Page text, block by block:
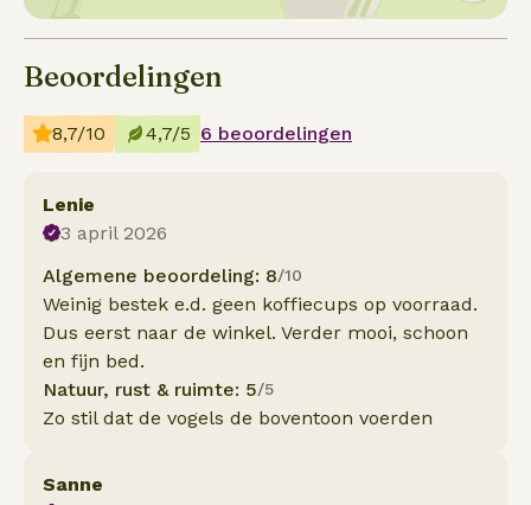
Beoordelingen
8,7/10 4,7/5 6 beoordelingen
Lenie
3 april 2026
Algemene beoordeling: 8/10
Weinig bestek e.d. geen koffiecups op voorraad.
Dus eerst naar de winkel. Verder mooi, schoon
en fijn bed.
Natuur, rust & ruimte: 5/5
Zo stil dat de vogels de boventoon voerden
Sanne